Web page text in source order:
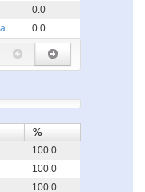
0.0
0.0
%
100.0
100.0
100.0